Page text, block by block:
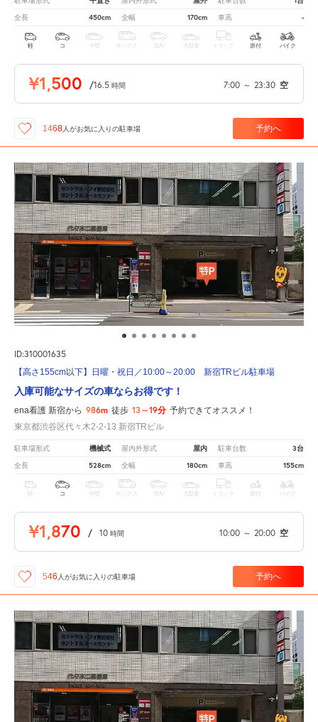
全長 450cm 全幅 170cm 車高 -
軽 コ 中型 ボックス SUV 大型車 トラック 原付 バイク
¥1,500 /16.5 時間 7:00 ～ 23:30 空
1468 人がお気に入りの駐車場 予約へ
ID:310001635
【高さ155cm以下】日曜・祝日／10:00～20:00 新宿TRビル駐車場
入庫可能なサイズの車ならお得です！
ena看護 新宿から 986m 徒歩 13～19分 予約できてオススメ！
東京都渋谷区代々木2-2-13 新宿TRビル
駐車場形式 機械式 屋内外形式 屋内 駐車台数 3台
全長 528cm 全幅 180cm 車高 155cm
軽 コ 中型 ボックス SUV 大型車 トラック 原付 バイク
¥1,870 / 10 時間 10:00 ～ 20:00 空
546 人がお気に入りの駐車場 予約へ